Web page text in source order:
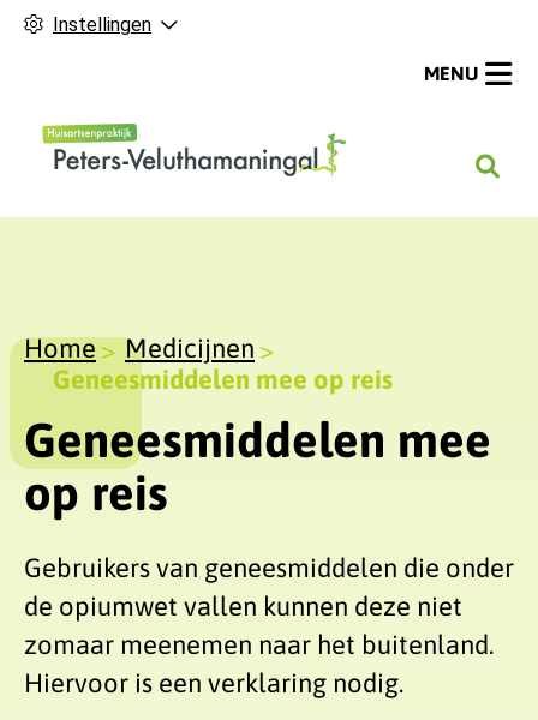
Instellingen
H
u
MENU
Home
Medicijnen
Geneesmiddelen mee op reis
Geneesmiddelen mee
op reis
Gebruikers van geneesmiddelen die onder
de opiumwet vallen kunnen deze niet
zomaar meenemen naar het buitenland.
Hiervoor is een verklaring nodig.